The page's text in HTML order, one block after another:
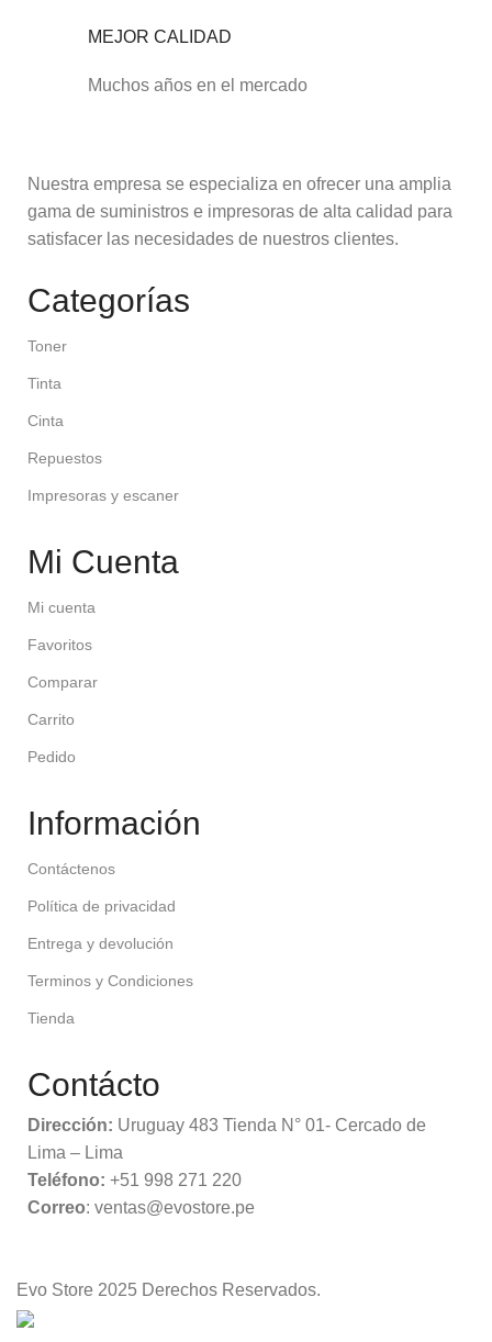
MEJOR CALIDAD
Muchos años en el mercado
Nuestra empresa se especializa en ofrecer una amplia
gama de suministros e impresoras de alta calidad para
satisfacer las necesidades de nuestros clientes.
Categorías
Toner
Tinta
Cinta
Repuestos
Impresoras y escaner
Mi Cuenta
Mi cuenta
Favoritos
Comparar
Carrito
Pedido
Información
Contáctenos
Política de privacidad
Entrega y devolución
Terminos y Condiciones
Tienda
Contácto
Dirección: Uruguay 483 Tienda N° 01- Cercado de
Lima – Lima
Teléfono: +51 998 271 220
Correo: ventas@evostore.pe
Evo Store 2025 Derechos Reservados.